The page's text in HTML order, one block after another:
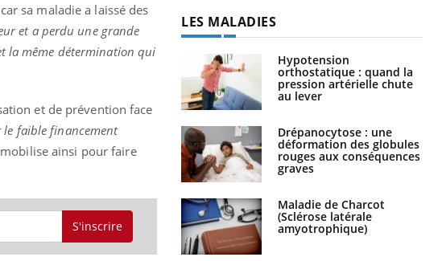
sa maladie a laissé des
et a perdu une grande
la même détermination qui
et de prévention face
le faible financement
mobilise ainsi pour faire
S'inscrire
LES MALADIES
Hypotension
orthostatique : quand la
pression artérielle chute
au lever
Drépanocytose : une
déformation des globules
rouges aux conséquences
graves
Maladie de Charcot
(Sclérose latérale
amyotrophique)